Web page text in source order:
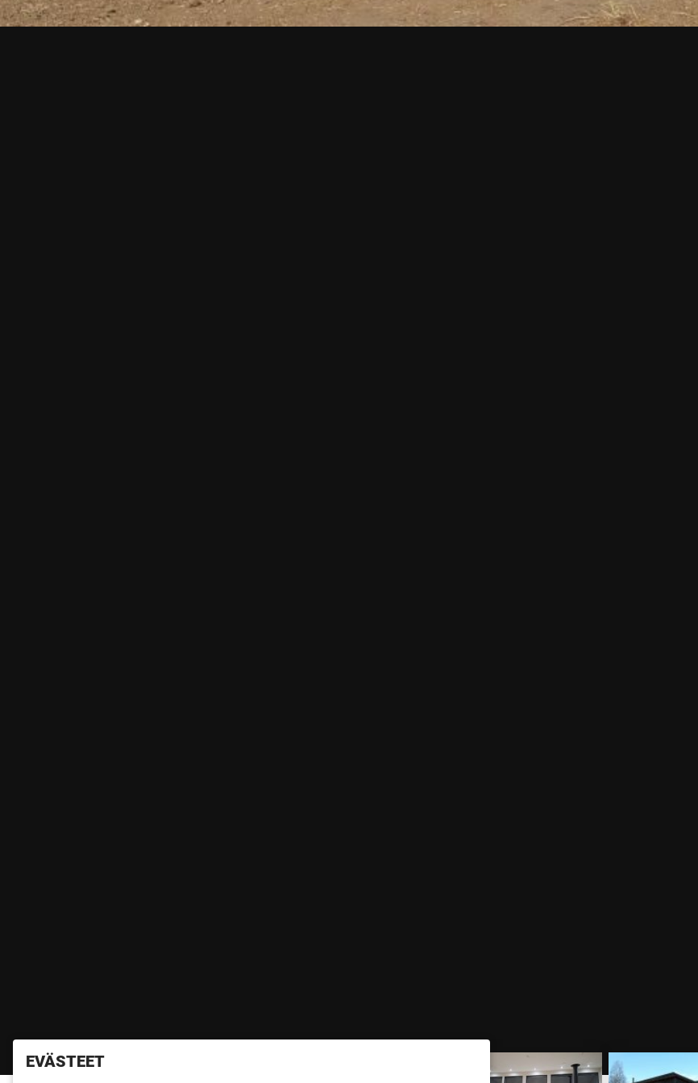
EVÄSTEET